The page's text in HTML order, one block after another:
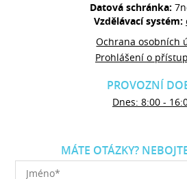
Datová schránka:
Vzdělávací systém:
Ochrana osobních
Prohlášení o
PROVOZNÍ
Dnes: 8:00 -
MÁTE OTÁZKY?